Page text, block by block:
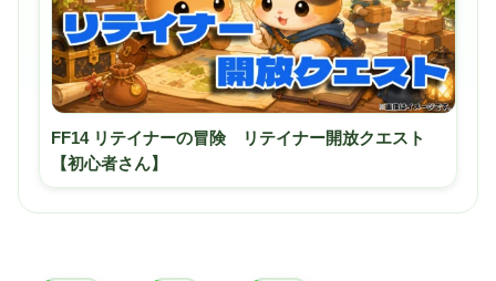
FF14 リテイナーの冒険 リテイナー開放クエスト
【初心者さん】